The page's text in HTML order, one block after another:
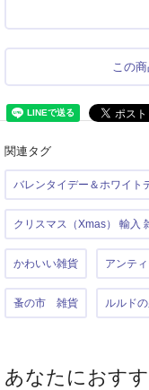
この
関連タグ
バレンタイデー＆ホワイト
クリスマス（Xmas） 輸入
かわいい雑貨 アンテ
蚤の市 雑貨 ルルド
あなたにおす